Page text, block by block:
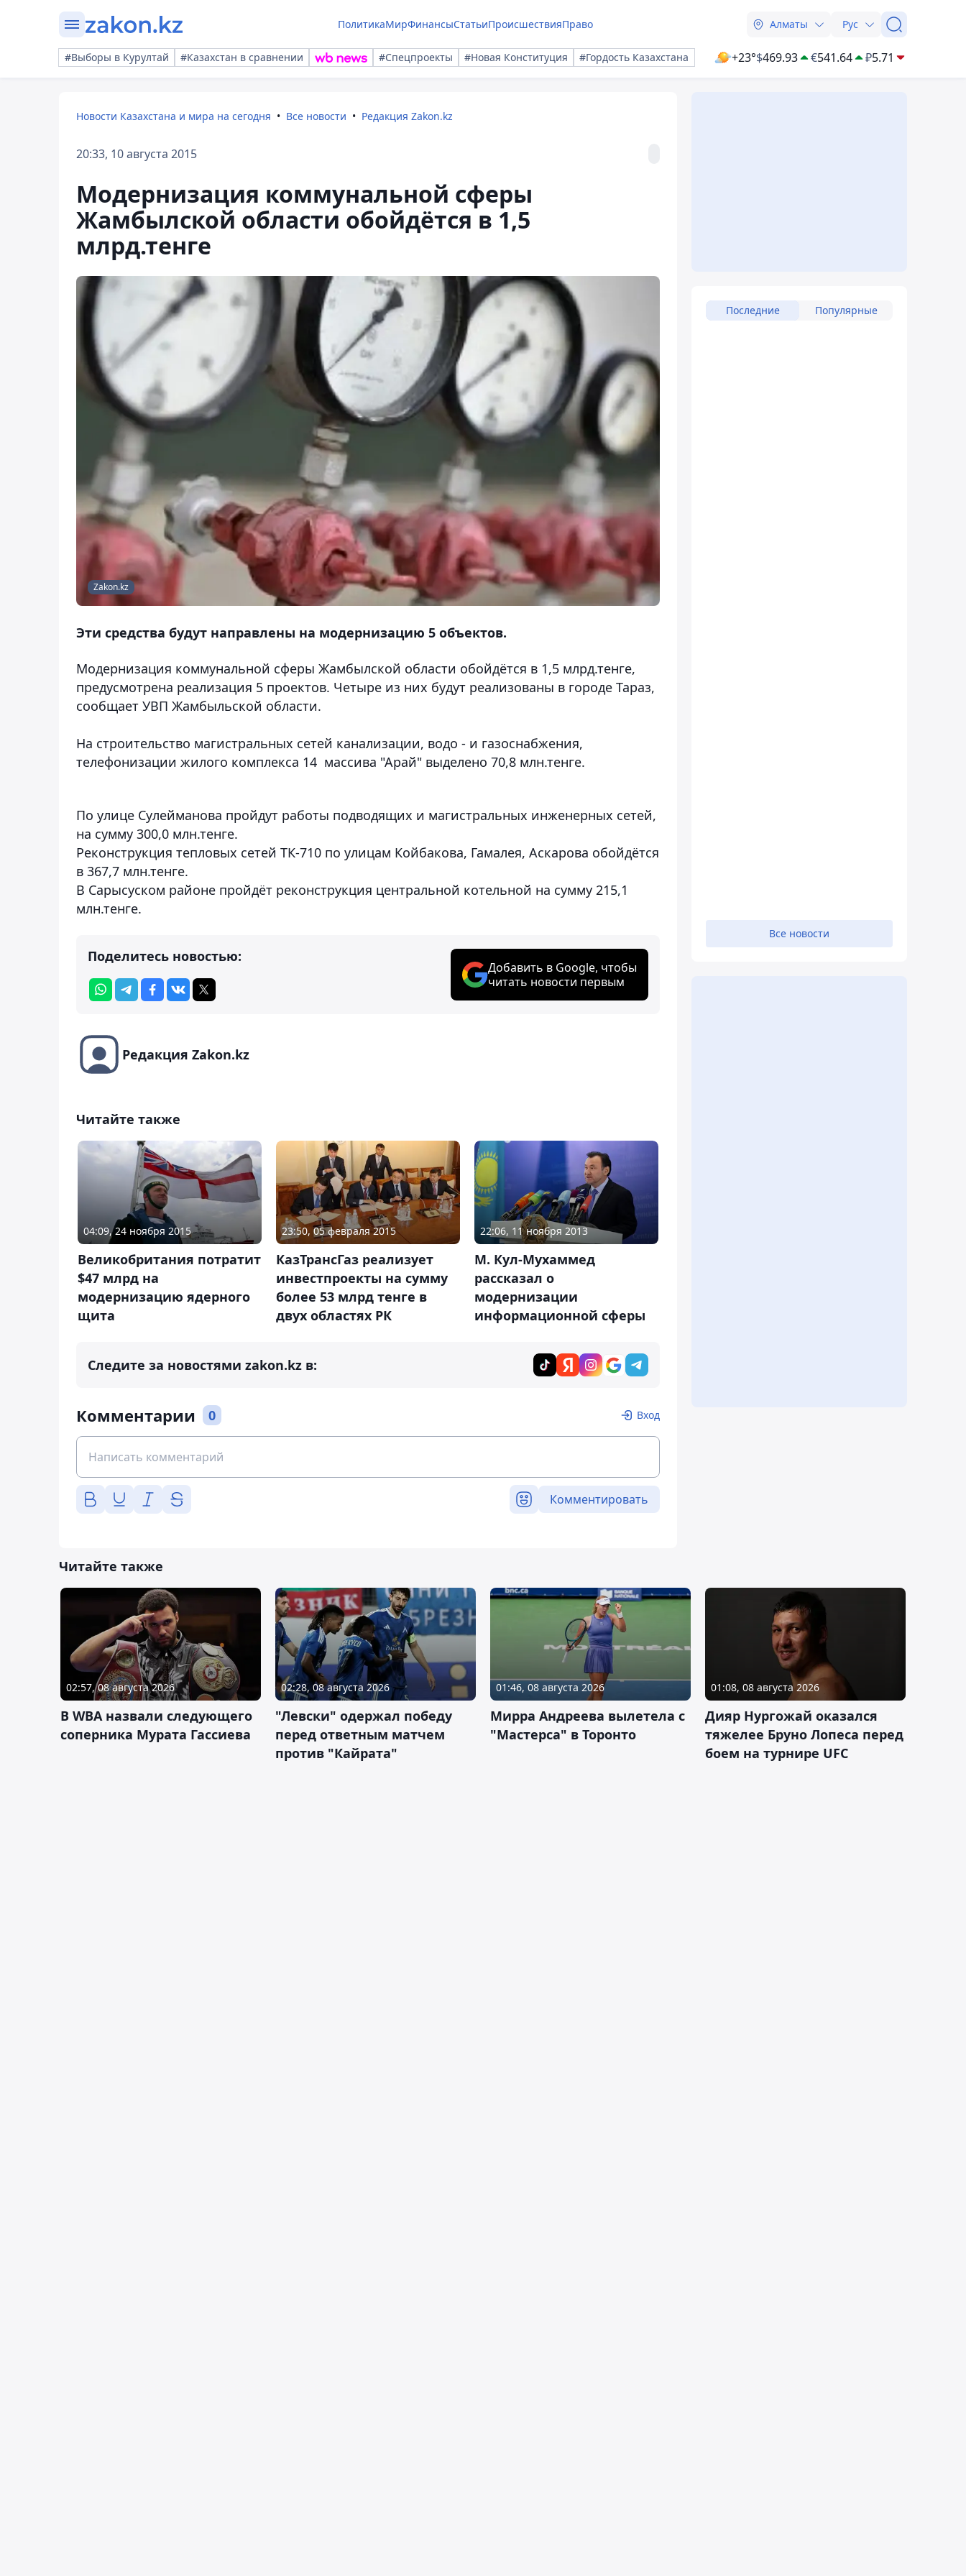
ПолитикаМирФинансыСтатьиПроисшествияПраво Алматы Рус
#Выборы в Курултай #Казахстан в сравнении #Спецпроекты #Новая Конституция #Гордость Казахстана +23°$469.93 €541.64 ₽5.71
Новости Казахстана и мира на сегодня Все новости Редакция Zakon.kz
20:33, 10 августа 2015
Модернизация коммунальной сферы
Жамбылской области обойдётся в 1,5
млрд.тенге
Zakon.kz
Эти средства будут направлены на модернизацию 5 объектов.
Модернизация коммунальной сферы Жамбылской области обойдётся в 1,5 млрд.тенге,
предусмотрена реализация 5 проектов. Четыре из них будут реализованы в городе Тараз,
сообщает УВП Жамбыльской области.
На строительство магистральных сетей канализации, водо - и газоснабжения,
телефонизации жилого комплекса 14 массива "Арай" выделено 70,8 млн.тенге.
По улице Сулейманова пройдут работы подводящих и магистральных инженерных сетей,
на сумму 300,0 млн.тенге.
Реконструкция тепловых сетей ТК-710 по улицам Койбакова, Гамалея, Аскарова обойдётся
в 367,7 млн.тенге.
В Сарысуском районе пройдёт реконструкция центральной котельной на сумму 215,1
млн.тенге.
Поделитесь новостью:
Добавить в Google, чтобы
читать новости первым
Редакция Zakon.kz
Читайте также
04:09, 24 ноября 2015
Великобритания потратит
$47 млрд на
модернизацию ядерного
щита
23:50, 05 февраля 2015
КазТрансГаз реализует
инвестпроекты на сумму
более 53 млрд тенге в
двух областях РК
22:06, 11 ноября 2013
М. Кул-Мухаммед
рассказал о
модернизации
информационной сферы
Следите за новостями zakon.kz в:
Комментарии 0 Вход
Комментировать
Последние Популярные
Все новости
Читайте также
02:57, 08 августа 2026
В WBA назвали следующего
соперника Мурата Гассиева
02:28, 08 августа 2026
"Левски" одержал победу
перед ответным матчем
против "Кайрата"
01:46, 08 августа 2026
Мирра Андреева вылетела с
"Мастерса" в Торонто
01:08, 08 августа 2026
Дияр Нургожай оказался
тяжелее Бруно Лопеса перед
боем на турнире UFC